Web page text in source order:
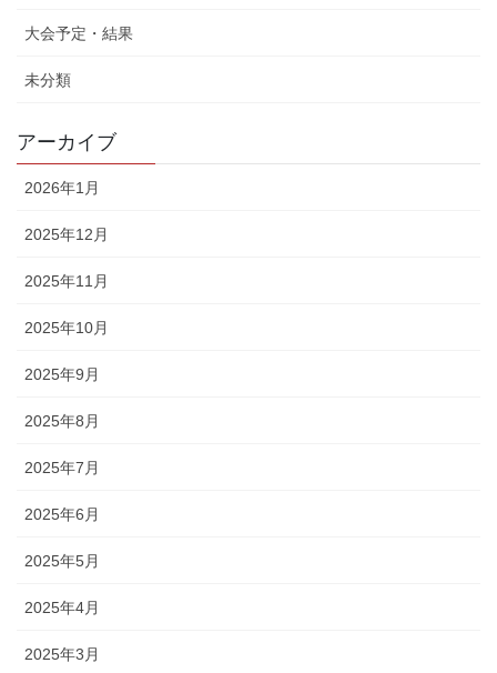
大会予定・結果
未分類
アーカイブ
2026年1月
2025年12月
2025年11月
2025年10月
2025年9月
2025年8月
2025年7月
2025年6月
2025年5月
2025年4月
2025年3月